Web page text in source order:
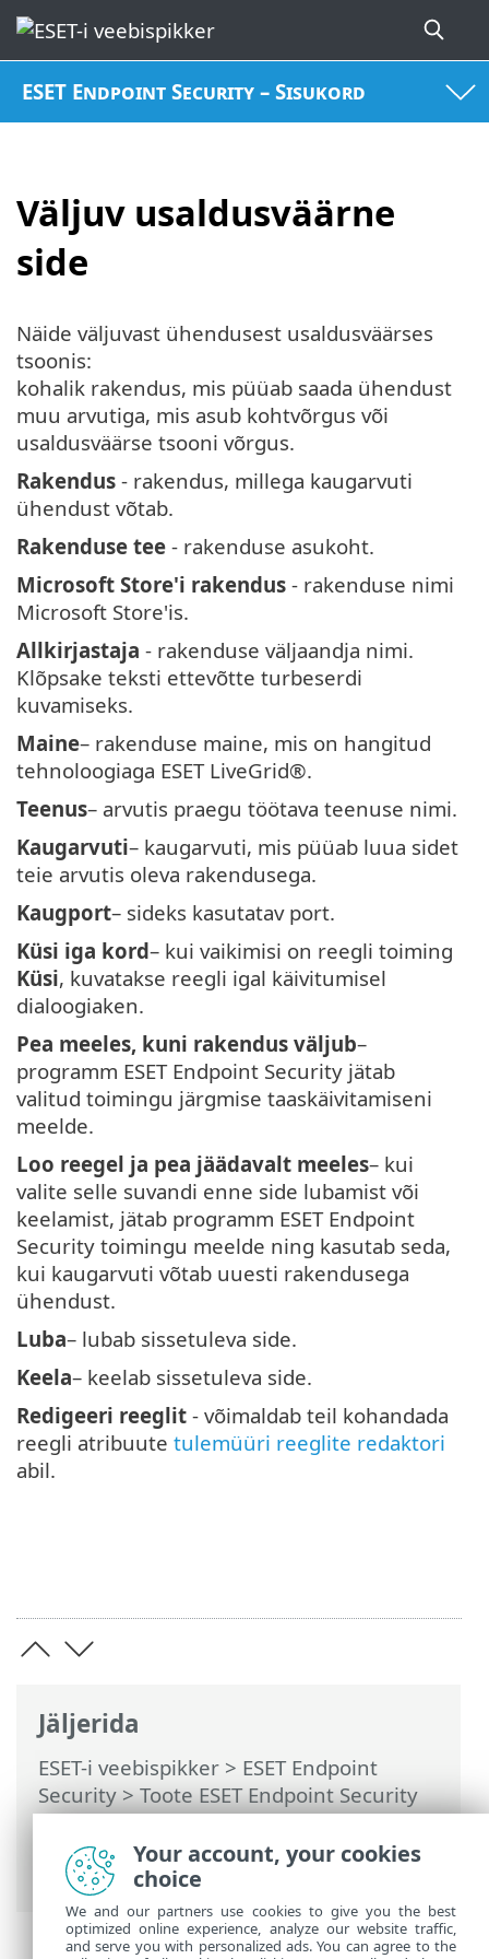
ESET Endpoint Security – Sisukord
Väljuv usaldusväärne
side
Jäljerida
ESET-i veebispikker > ESET Endpoint
Security>Toote ESET Endpoint Security
kasutamine>Häälestus>Võrk>
Dialoogiaknad – võrgukaitse > Väljuv
usaldusväärne side
Näide väljuvast ühendusest usaldusväärses
tsoonis:
kohalik rakendus, mis püüab saada ühendust
muu arvutiga, mis asub kohtvõrgus või
usaldusväärse tsooni võrgus.
Rakendus - rakendus, millega kaugarvuti
ühendust võtab.
Rakenduse tee - rakenduse asukoht.
Microsoft Store'i rakendus - rakenduse nimi
Microsoft Store'is.
Allkirjastaja - rakenduse väljaandja nimi.
Klõpsake teksti ettevõtte turbeserdi
kuvamiseks.
Maine– rakenduse maine, mis on hangitud
tehnoloogiaga ESET LiveGrid®.
Teenus– arvutis praegu töötava teenuse nimi.
Kaugarvuti– kaugarvuti, mis püüab luua sidet
teie arvutis oleva rakendusega.
Kaugport– sideks kasutatav port.
Küsi iga kord– kui vaikimisi on reegli toiming
Küsi, kuvatakse reegli igal käivitumisel
dialoogiaken.
Pea meeles, kuni rakendus väljub–
programm ESET Endpoint Security jätab
valitud toimingu järgmise taaskäivitamiseni
meelde.
Loo reegel ja pea jäädavalt meeles– kui
valite selle suvandi enne side lubamist või
keelamist, jätab programm ESET Endpoint
Security toimingu meelde ning kasutab seda,
kui kaugarvuti võtab uuesti rakendusega
ühendust.
Luba– lubab sissetuleva side.
Keela– keelab sissetuleva side.
Redigeeri reeglit - võimaldab teil kohandada
reegli atribuute tulemüüri reeglite redaktori
abil.
Your account, your cookies
choice
We and our partners use cookies to give you the best
optimized online experience, analyze our website traffic,
and serve you with personalized ads. You can agree to the